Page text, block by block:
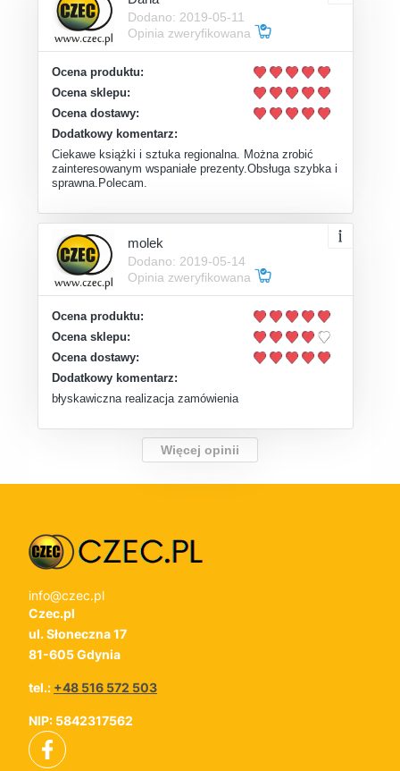
Dodano: 2019-05-11
Opinia zweryfikowana
Ocena produktu:
Ocena sklepu:
Ocena dostawy:
Dodatkowy komentarz:
Ciekawe książki i sztuka regionalna. Można zrobić
zainteresowanym wspaniałe prezenty.Obsługa szybka i
sprawna.Polecam.
molek
Dodano: 2019-05-14
Opinia zweryfikowana
Ocena produktu:
Ocena sklepu:
Ocena dostawy:
Dodatkowy komentarz:
błyskawiczna realizacja zamówienia
Więcej opinii
info@czec.pl
Czec.pl
ul. Słoneczna 17
81-605 Gdynia
tel.: +48 516 572 503
NIP: 5842317562